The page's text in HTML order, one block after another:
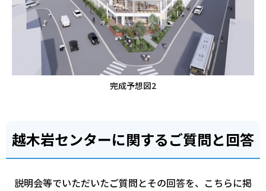
完成予想図2
越木岩センターに関するご質問と回答
説明会等でいただいたご質問とその回答を、こちらに掲